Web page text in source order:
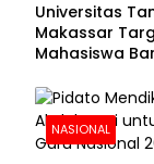
Universitas
Makassar
Mahasiswa
NASIONAL